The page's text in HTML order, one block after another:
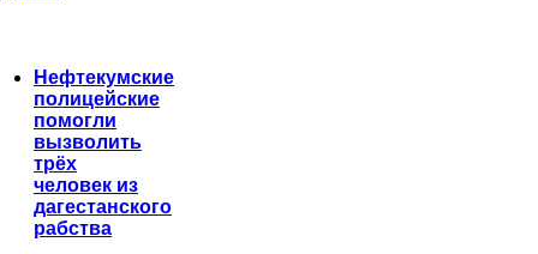
Нефтекумские
полицейские
помогли
вызволить
трёх
человек из
дагестанского
рабства